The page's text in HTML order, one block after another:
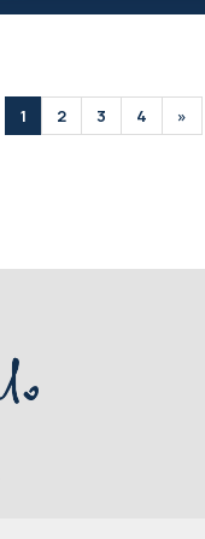
1 2 3 4 »